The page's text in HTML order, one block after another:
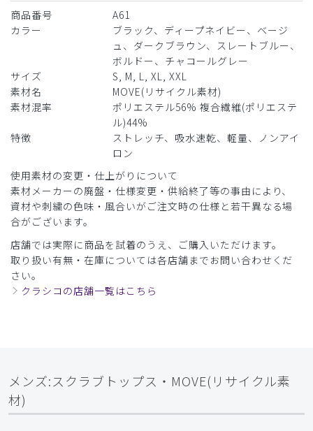
商品：
A61メンズ:スクラブトップス・MOVE/ブラッ
ク/S
​1 ​2
商品番号
A61
カラー
ブラック、ディープネイビー、ベージ
ュ、ダークブラウン、スレートブルー、
ボルドー、チャコールグレー
サイズ
S, M, L, XL, XXL
素材名
MOVE(リサイクル素材)
素材混率
ポリエステル56% 複合繊維(ポリエステ
ル)44%
特徴
ストレッチ、吸水速乾、軽量、ノンアイ
ロン
使用素材の変更・仕上がりについて
素材メーカーの廃盤・仕様変更・供給終了等の事由により、
資材や刺繍の色味・風合いがご注文時の仕様と若干異なる場
合がございます。
店舗では実際に商品を試着のうえ、ご購入いただけます。
取り扱い有無・在庫については各店舗までお問い合わせくだ
さい。
クラシコの店舗一覧はこちら
メンズ:スクラブトップス・MOVE(リサイクル素
材)